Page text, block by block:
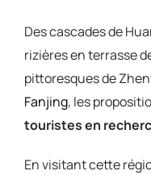
Des cascades de
rizières en terrasse
pittoresques de
Fanjing, les
touristes en
En visitant cette